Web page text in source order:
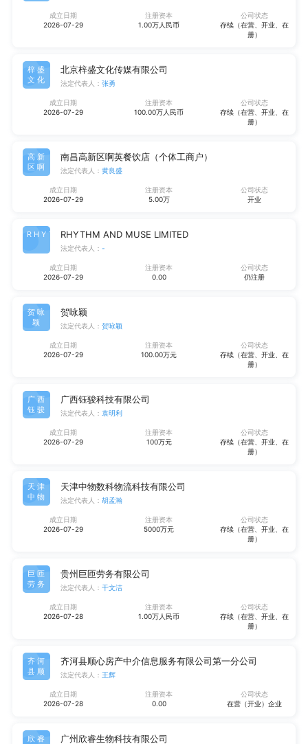
成立日期
2026-07-29
注册资本
1.00万人民币
公司状态
存续（在营、开业、在
册）
梓盛
文化
北京梓盛文化传媒有限公司
法定代表人： 张勇
成立日期
2026-07-29
注册资本
100.00万人民币
公司状态
存续（在营、开业、在
册）
高新
区啊
南昌高新区啊英餐饮店（个体工商户）
法定代表人： 黄良盛
成立日期
2026-07-29
注册资本
5.00万
公司状态
开业
RHYT RHYTHM AND MUSE LIMITED
法定代表人： -
成立日期
2026-07-29
注册资本
0.00
公司状态
仍注册
贺咏
颖
贺咏颖
法定代表人： 贺咏颖
成立日期
2026-07-29
注册资本
100.00万元
公司状态
存续（在营、开业、在
册）
广西
钰骏
广西钰骏科技有限公司
法定代表人： 袁明利
成立日期
2026-07-29
注册资本
100万元
公司状态
存续（在营、开业、在
册）
天津
中物
天津中物数科物流科技有限公司
法定代表人： 胡孟瀚
成立日期
2026-07-29
注册资本
5000万元
公司状态
存续（在营、开业、在
册）
巨匝
劳务
贵州巨匝劳务有限公司
法定代表人： 干文洁
成立日期
2026-07-28
注册资本
1.00万人民币
公司状态
存续（在营、开业、在
册）
齐河
县顺
齐河县顺心房产中介信息服务有限公司第一分公司
法定代表人： 王辉
成立日期
2026-07-28
注册资本
0.00
公司状态
在营（开业）企业
欣睿 广州欣睿生物科技有限公司